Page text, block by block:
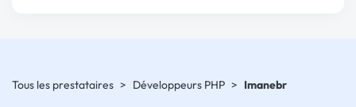
Tous les prestataires > Développeurs PHP > Imanebr